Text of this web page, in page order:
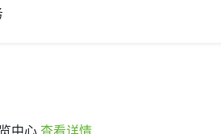
中心查看详情